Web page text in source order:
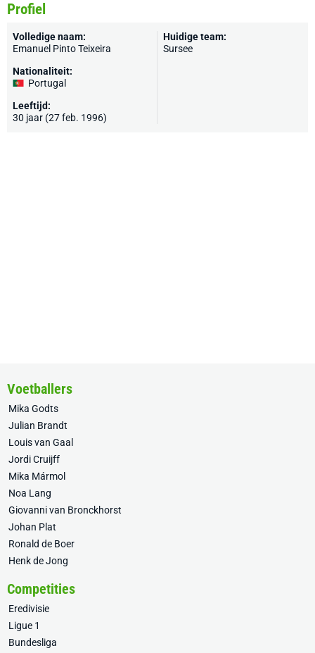
Profiel
Volledige naam:
Emanuel Pinto Teixeira
Nationaliteit:
Portugal
Leeftijd:
30 jaar (27 feb. 1996)
Huidige team:
Sursee
Voetballers
Mika Godts
Julian Brandt
Louis van Gaal
Jordi Cruijff
Mika Mármol
Noa Lang
Giovanni van Bronckhorst
Johan Plat
Ronald de Boer
Henk de Jong
Competities
Eredivisie
Ligue 1
Bundesliga